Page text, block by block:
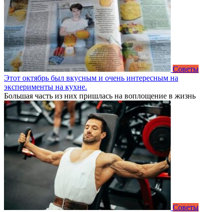
Советы
Этот октябрь был вкусным и очень интересным на
эксперименты на кухне.
Большая часть из них пришлась на воплощение в жизнь
Советы